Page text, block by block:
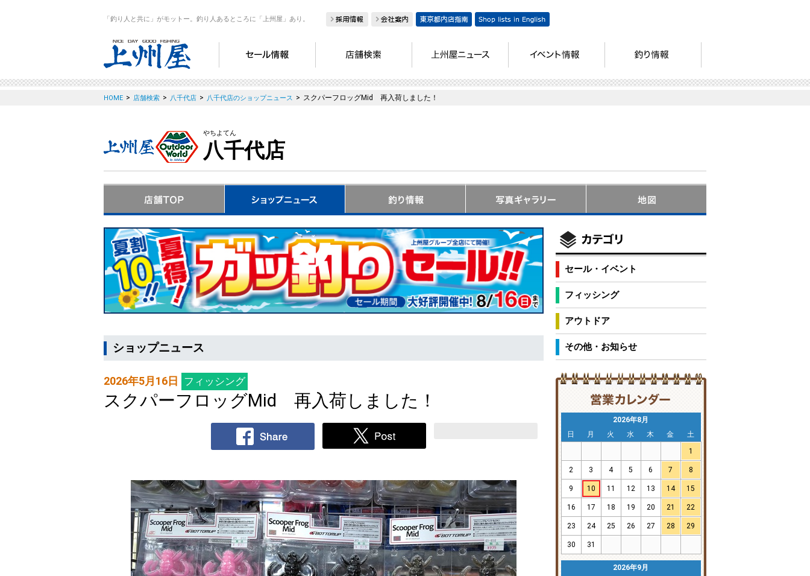
「釣り人と共に」がモットー。釣り人あるところに「上州屋」あり。
HOME > 店舗検索 > 八千代店 > 八千代店のショップニュース > スクパーフロッグMid 再入荷しました！
やちよてん
八千代店
ショップニュース
2026年5月16日 フィッシング
スクパーフロッグMid 再入荷しました！
セール・イベント
フィッシング
アウトドア
その他・お知らせ
2026年8月
日
月 火 水 木 金
土
1
2 3 4 5 6 7 8
9 10 11 12 13 14 15
16 17 18 19 20 21 22
23 24 25 26 27 28 29
30 31
2026年9月